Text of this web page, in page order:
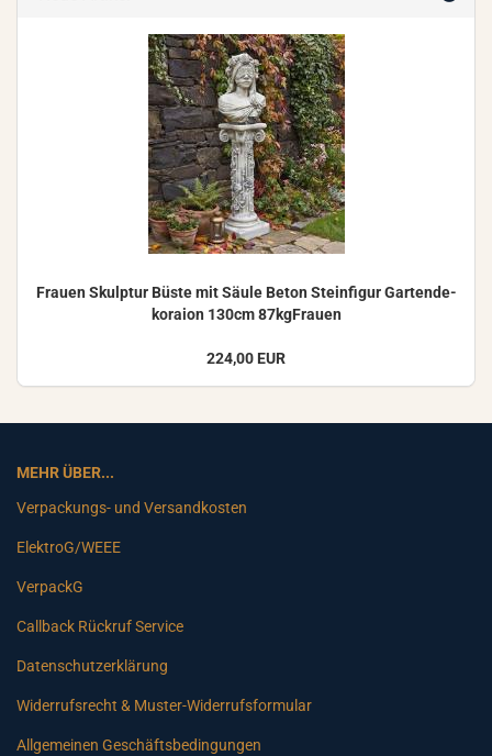
Frau­en Skulp­tur Büste mit Säule Beton Stein­fi­gur Gar­ten­de­
ko­rai­on 130cm 87kgFrauen
224,00 EUR
MEHR ÜBER...
Verpackungs- und Versandkosten
ElektroG/WEEE
VerpackG
Callback Rückruf Service
Datenschutzerklärung
Widerrufsrecht & Muster-Widerrufsformular
Allgemeinen Geschäftsbedingungen